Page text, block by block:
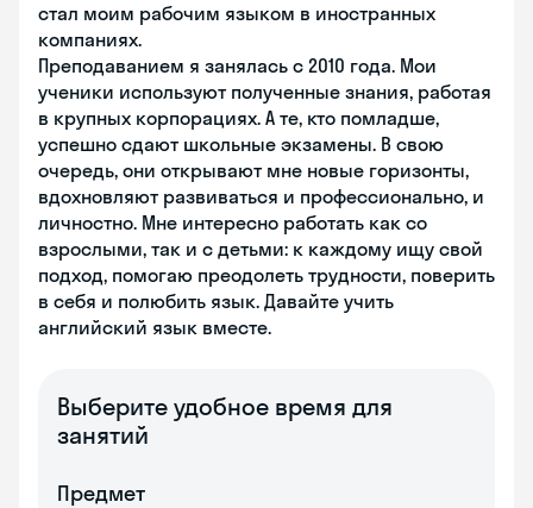
стал моим рабочим языком в иностранных
компаниях.
Преподаванием я занялась с 2010 года. Мои
ученики используют полученные знания, работая
в крупных корпорациях. А те, кто помладше,
успешно сдают школьные экзамены. В свою
очередь, они открывают мне новые горизонты,
вдохновляют развиваться и профессионально, и
личностно. Мне интересно работать как со
взрослыми, так и с детьми: к каждому ищу свой
подход, помогаю преодолеть трудности, поверить
в себя и полюбить язык. Давайте учить
английский язык вместе.
Выберите удобное время для
занятий
Предмет